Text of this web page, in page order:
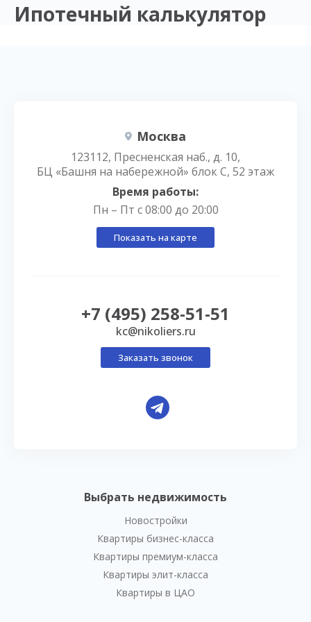
Ипотечный калькулятор
Выбрать недвижимость
Новостройки
Квартиры бизнес-класса
Квартиры премиум-класса
Квартиры элит-класса
Квартиры в ЦАО
Москва
123112, Пресненская наб., д. 10,
БЦ «Башня на набережной» блок С, 52 этаж
Время работы:
Пн – Пт с 08:00 до 20:00
Показать на карте
+7 (495) 258-51-51
kc@nikoliers.ru
Заказать звонок